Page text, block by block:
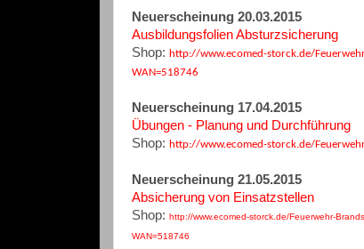
Neuerscheinung 20.03.2015
Ausbildungsfolien Absturzsicherung
Shop: http://www.ecomed-storck.de/
WAN=518746
Neuerscheinung 17.04.2015
Übungen - Planung und Durchführung
Shop: http://www.ecomed-storck.de/
Neuerscheinung 21.05.2015
Absicherung von Einsatzstellen
Shop: http://www.ecomed-storck.de/Feuerwehr-
WAN=518746